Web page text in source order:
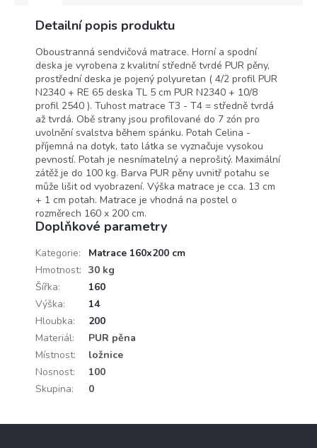
Detailní popis produktu
Oboustranná sendvičová matrace. Horní a spodní
deska je vyrobena z kvalitní středně tvrdé PUR pěny,
prostřední deska je pojený polyuretan ( 4/2 profil PUR
N2340 + RE 65 deska TL 5 cm PUR N2340 + 10/8
profil 2540 ). Tuhost matrace T3 - T4 = středně tvrdá
až tvrdá. Obě strany jsou profilované do 7 zón pro
uvolnění svalstva během spánku. Potah Celina -
příjemná na dotyk, tato látka se vyznačuje vysokou
pevností. Potah je nesnímatelný a neprošitý. Maximální
zátěž je do 100 kg. Barva PUR pěny uvnitř potahu se
může lišit od vyobrazení. Výška matrace je cca. 13 cm
+ 1 cm potah. Matrace je vhodná na postel o
rozměrech 160 x 200 cm.
Doplňkové parametry
Kategorie:
Matrace 160x200 cm
Hmotnost: 30 kg
Šířka:
160
Výška:
14
Hloubka:
200
Materiál:
PUR pěna
Místnost:
ložnice
Nosnost:
100
Skupina: 0